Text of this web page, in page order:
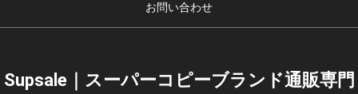
お問い合わせ
Supsale｜スーパーコピーブランド通販専門